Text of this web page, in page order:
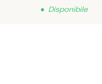
Disponibile